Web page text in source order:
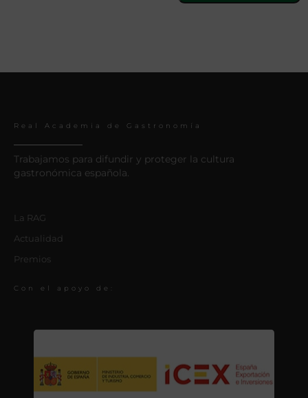
Real Academia de Gastronomía
Trabajamos para difundir y proteger la cultura
gastronómica española.
La RAG
Actualidad
Premios
Con el apoyo de: